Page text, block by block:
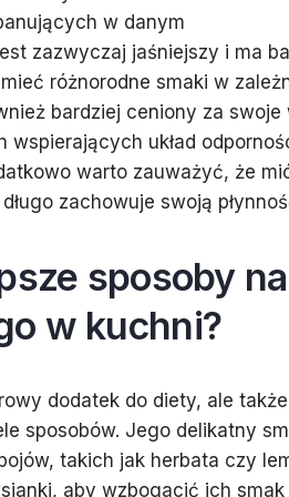
w danym
zazwyczaj jaśniejszy i ma
różnorodne smaki w
bardziej ceniony za
układ
warto zauważyć, że
zachowuje swoją
sposoby
w kuchni?
dodatek do diety, ale
sposobów. Jego delikatny
takich jak herbata czy
aby wzbogacić ich